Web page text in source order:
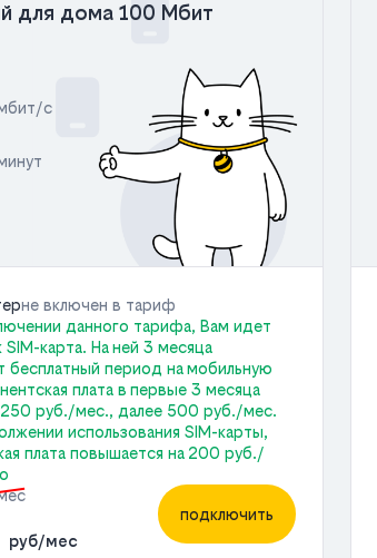
для дома 100 Мбит
с
не включен в тариф
данного тарифа, Вам идет
карта. На ней 3 месяца
бесплатный период на мобильную
плата в первые 3 месяца
250 руб./мес., далее 500 руб./мес.
использования SIM-карты,
плата повышается на 200 руб./
руб/мес
подключить